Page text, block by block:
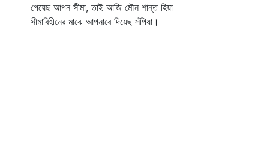
পেয়েছ আপন সীমা, তাই আজি মৌন শান্ত হিয়া
সীমাবিহীনের মাঝে আপনারে দিয়েছ সঁপিয়া।